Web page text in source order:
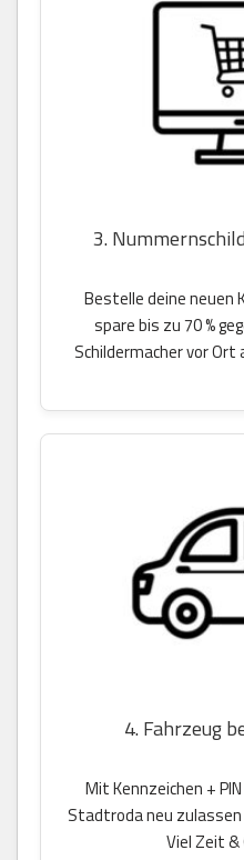
3.
Bestelle deine neuen
spare bis zu 70 %
Schildermacher vor
4. Fahrzeug
Mit Kennzeichen +
Stadtroda neu
Viel Zeit &